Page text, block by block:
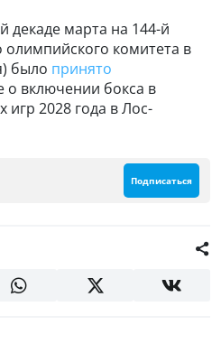
декаде марта на 144-й
комитета в
было принято
о включении бокса в
2028 года в Лос-
Подписаться